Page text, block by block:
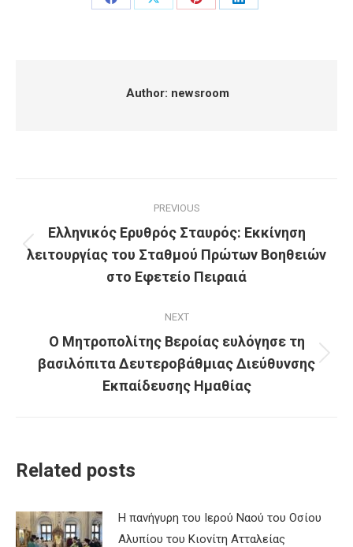
Share
Share
Share
Share
Author: newsroom
navigation
PREVIOUS
Previous
post:
Ελληνικός Ερυθρός Σταυρός: Εκκίνηση
λειτουργίας του Σταθμού Πρώτων Βοηθειών
στο Εφετείο Πειραιά
NEXT
Next
post:
Ο Μητροπολίτης Βεροίας ευλόγησε τη
βασιλόπιτα Δευτεροβάθμιας Διεύθυνσης
Εκπαίδευσης Ημαθίας
Related posts
Η πανήγυρη του Ιερού Ναού του Οσίου
Αλυπίου του Κιονίτη Ατταλείας